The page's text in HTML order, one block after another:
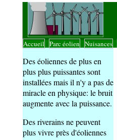
Accueil Parc éolien Nuisances
Des éoliennes de plus en
plus plus puissantes sont
installées mais il n'y a pas de
miracle en physique: le bruit
augmente avec la puissance.
Des riverains ne peuvent
plus vivre près d'éoliennes